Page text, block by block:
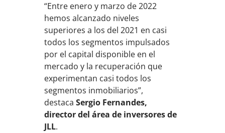
“Entre enero y marzo de 2022
hemos alcanzado niveles
superiores a los del 2021 en casi
todos los segmentos impulsados
por el capital disponible en el
mercado y la recuperación que
experimentan casi todos los
segmentos inmobiliarios”,
destacaSergio Fernandes,
director del área de inversores de
JLL.